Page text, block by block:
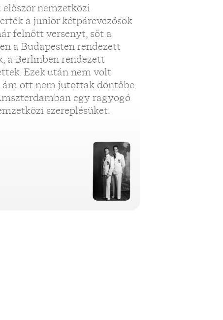
nemzetközi
a junior kétpárevezősök
felnőtt versenyt, sőt a
a Budapesten rendezett
a Berlinben rendezett
Ezek után nem volt
ott nem jutottak döntőbe.
egy ragyogó
szereplésüket.